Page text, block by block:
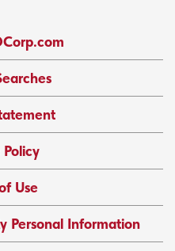
Use
Personal Information